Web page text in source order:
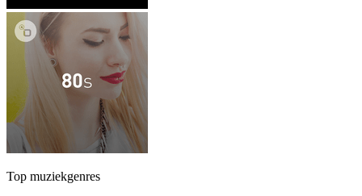
Top muziekgenres